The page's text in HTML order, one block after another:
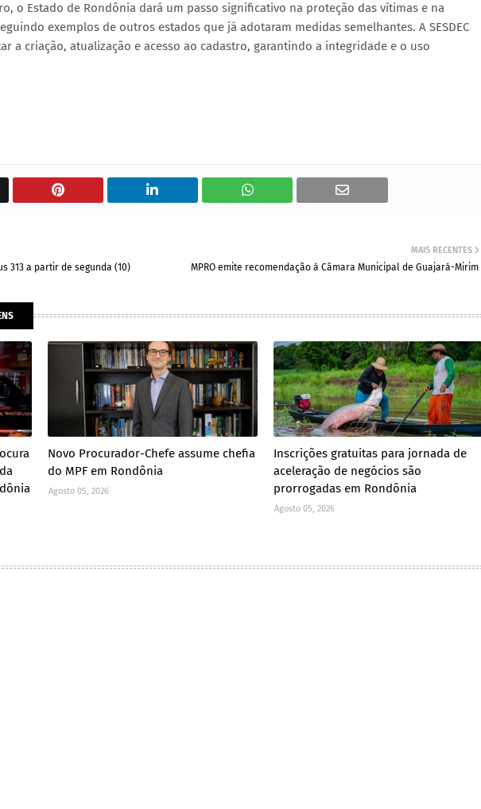
o Estado de Rondônia dará um passo significativo na proteção das vítimas e na
exemplos de outros estados que já adotaram medidas semelhantes. A SESDEC
a criação, atualização e acesso ao cadastro, garantindo a integridade e o uso
MAIS RECENTES
MPRO emite recomendação à Câmara Municipal de Guajará-Mirim
313 a partir de segunda (10)
Novo Procurador-Chefe assume chefia
do MPF em Rondônia
Agosto 05, 2026
Inscrições gratuitas para jornada de
aceleração de negócios são
prorrogadas em Rondônia
Agosto 05, 2026